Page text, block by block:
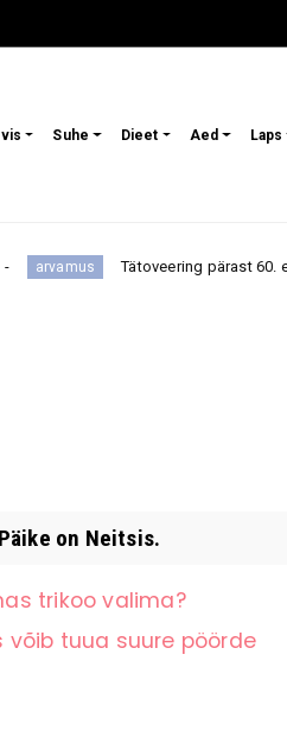
Suhe Dieet Aed Laps
Tätoveering pärast 60. eluaastat:
on Neitsis.
trikoo valima?
tuua suure pöörde